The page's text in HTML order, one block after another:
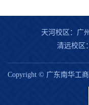
天河校区：广
清远校区
Copyright © 广东南华工